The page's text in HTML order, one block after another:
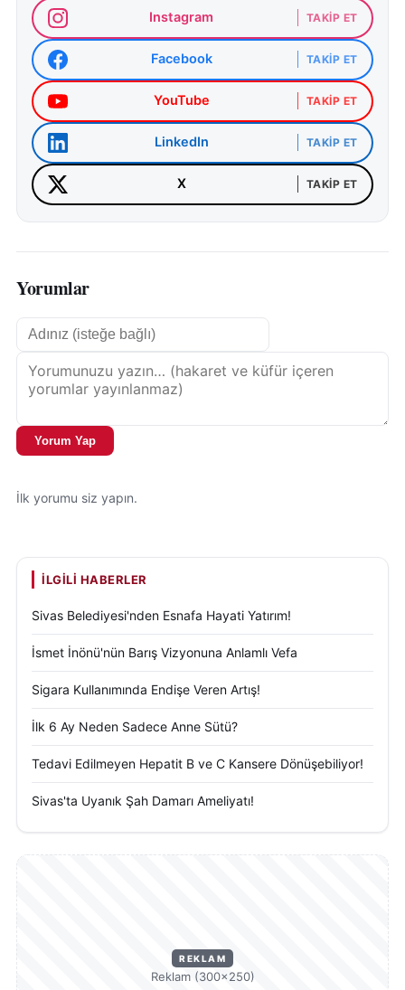
Instagram TAKIP ET
Facebook TAKIP ET
YouTube TAKIP ET
LinkedIn TAKIP ET
X TAKIP ET
Yorumlar
Yorum Yap
İlk yorumu siz yapın.
İLGILI HABERLER
Sivas Belediyesi'nden Esnafa Hayati Yatırım!
İsmet İnönü'nün Barış Vizyonuna Anlamlı Vefa
Sigara Kullanımında Endişe Veren Artış!
İlk 6 Ay Neden Sadece Anne Sütü?
Tedavi Edilmeyen Hepatit B ve C Kansere Dönüşebiliyor!
Sivas'ta Uyanık Şah Damarı Ameliyatı!
REKLAM
Reklam (300×250)